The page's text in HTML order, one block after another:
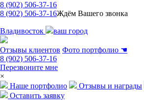
8 (902) 506-37-16
8 (902) 506-37-16Ждём Вашего звонка
Владивосток ваш город
Отзывы клиентов Фото портфолио ☚
8 (902) 506-37-16
Перезвоните мне
×
Наше портфолио
Отзывы и награды
Оставить заявку